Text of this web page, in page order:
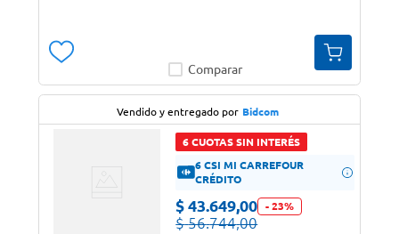
Comparar
Vendido y entregado por Bidcom
6 CUOTAS SIN INTERÉS
6 CSI MI CARREFOUR
CRÉDITO
$ 43.649,00 -23%
$ 56.744,00